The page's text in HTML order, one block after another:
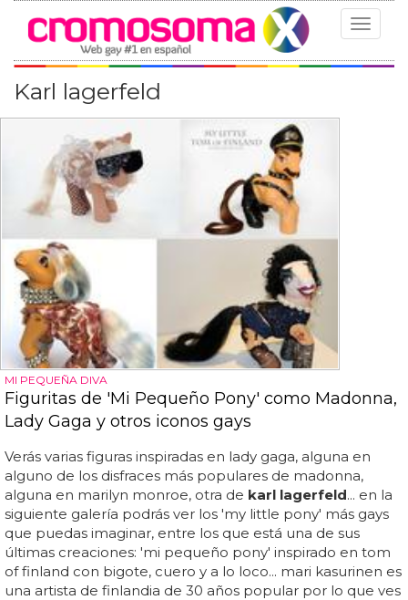
Toggle
Karl lagerfeld
MI PEQUEÑA DIVA
Figuritas de 'Mi Pequeño Pony' como Madonna,
Lady Gaga y otros iconos gays
Verás varias figuras inspiradas en lady gaga, alguna en
alguno de los disfraces más populares de madonna,
alguna en marilyn monroe, otra de karl lagerfeld... en la
siguiente galería podrás ver los 'my little pony' más gays
que puedas imaginar, entre los que está una de sus
últimas creaciones: 'mi pequeño pony' inspirado en tom
of finland con bigote, cuero y a lo loco... mari kasurinen es
una artista de finlandia de 30 años popular por lo que ves